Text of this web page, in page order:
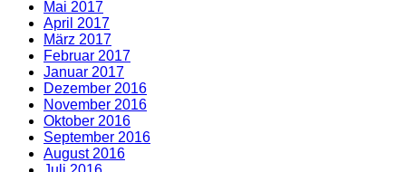
Mai 2017
April 2017
März 2017
Februar 2017
Januar 2017
Dezember 2016
November 2016
Oktober 2016
September 2016
August 2016